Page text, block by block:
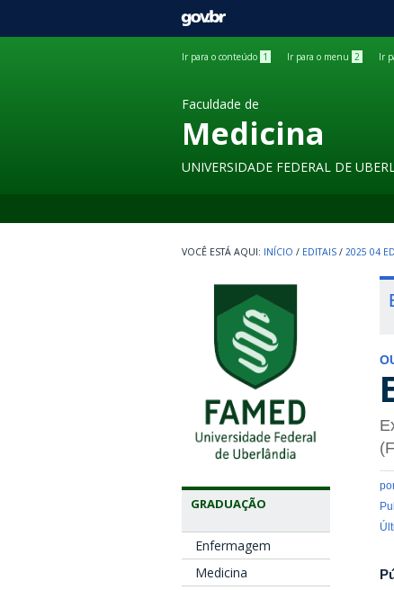
GOVBR
Ir para o conteúdo 1 Ir para o menu 2 Ir
Faculdade de
Medicina
UNIVERSIDADE FEDERAL DE
INÍCIO / EDITAIS / 2025 04
GRADUAÇÃO
Enfermagem
Medicina